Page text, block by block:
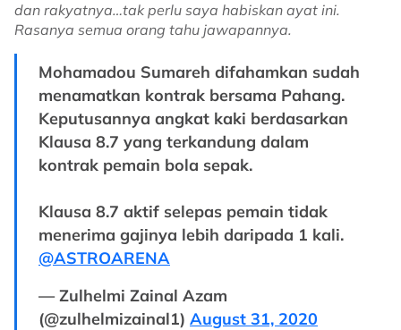
dan rakyatnya…tak perlu saya habiskan ayat ini.
Rasanya semua orang tahu jawapannya.
Mohamadou Sumareh difahamkan sudah
menamatkan kontrak bersama Pahang.
Keputusannya angkat kaki berdasarkan
Klausa 8.7 yang terkandung dalam
kontrak pemain bola sepak.
Klausa 8.7 aktif selepas pemain tidak
menerima gajinya lebih daripada 1 kali.
@ASTROARENA
— Zulhelmi Zainal Azam
(@zulhelmizainal1) August 31, 2020